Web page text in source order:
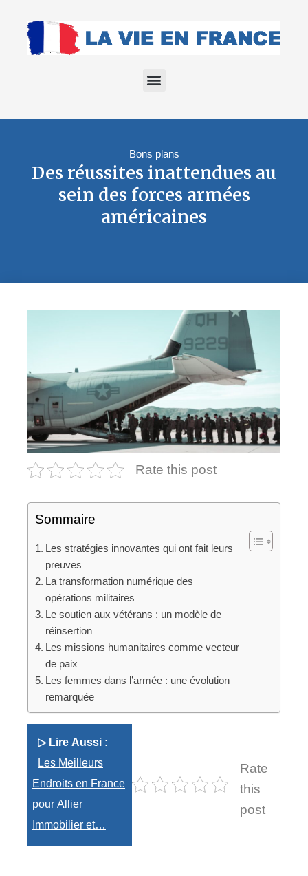
Bons plans
Des réussites inattendues au
sein des forces armées
américaines
Rate this post
Sommaire
Les stratégies innovantes qui ont fait leurs
preuves
La transformation numérique des
opérations militaires
Le soutien aux vétérans : un modèle de
réinsertion
Les missions humanitaires comme vecteur
de paix
Les femmes dans l’armée : une évolution
remarquée
▷ Lire Aussi :
Les Meilleurs
Endroits en France
pour Allier
Immobilier et…
Rate
this
post